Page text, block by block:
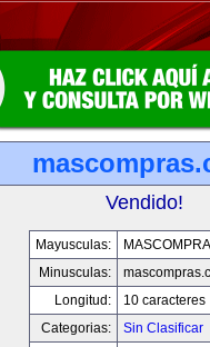
Vendido!
Mayusculas:
Minusculas:
Longitud:
10 caracteres
Categorias:
Sin Clasificar